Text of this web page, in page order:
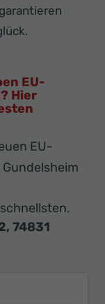
EU-
Hier
EU-
74831